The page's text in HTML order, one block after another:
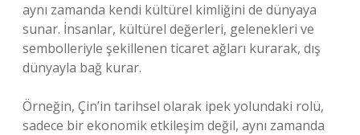
aynı zamanda kendi kültürel kimliğini de dünyaya
sunar. İnsanlar, kültürel değerleri, gelenekleri ve
sembolleriyle şekillenen ticaret ağları kurarak, dış
dünyayla bağ kurar.
Örneğin, Çin’in tarihsel olarak ipek yolundaki rolü,
sadece bir ekonomik etkileşim değil, aynı zamanda